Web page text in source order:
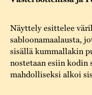
Näyttely esittelee
sabloonamaalausta,
sisällä kummallakin
nostetaan esiin kodin
mahdolliseksi alkoi